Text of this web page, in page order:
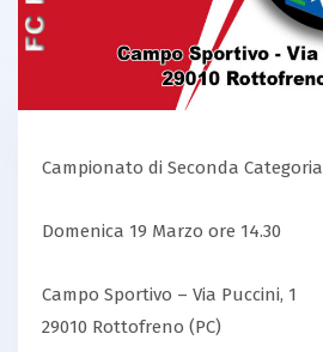
Campionato di Seconda Categoria
Domenica 19 Marzo ore 14.30
Campo Sportivo – Via Puccini, 1
29010 Rottofreno (PC)